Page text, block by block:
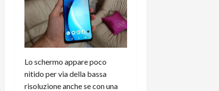
Lo schermo appare poco
nitido per via della bassa
risoluzione anche se con una